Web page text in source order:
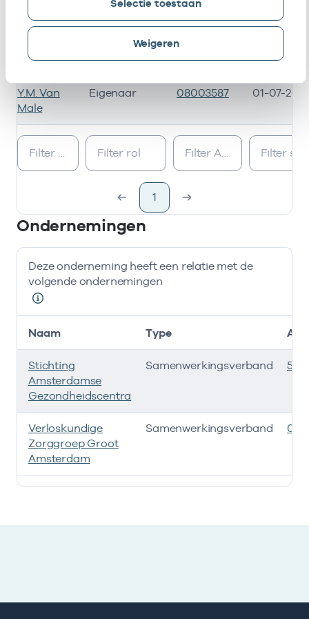
Selectie toestaan
Weigeren
Bij deze onderneming werken de volgende zorgverleners
M.H.
Schwirtz
01-04-
R. Setz Eigenaar 08001991 01-01-
Y.M. Van
Male
Eigenaar 08003587 01-07-2016
1
Ondernemingen
Deze onderneming heeft een relatie met de
volgende ondernemingen
Deze onderneming heeft een relatie met de volgende
Naam Type
Stichting
Amsterdamse
Gezondheidscentra
Samenwerkingsverband
Verloskundige
Zorggroep Groot
Amsterdam
Samenwerkingsverband